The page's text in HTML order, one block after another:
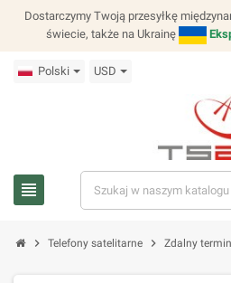
Dostarczymy Twoją przesyłkę
świecie, także na Ukrainę
Polski USD
view_headline
chevron_right Telefony satelitarne chevron_right Zdalny